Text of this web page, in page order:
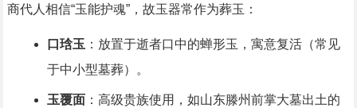
商代人相信“玉能护魂”，故玉器常作为葬玉：
口琀玉：放置于逝者口中的蝉形玉，寓意复活（常见
于中小型墓葬）。
玉覆面：高级贵族使用，如山东滕州前掌大墓出土的